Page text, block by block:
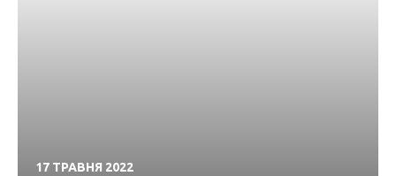
17 ТРАВНЯ 2022